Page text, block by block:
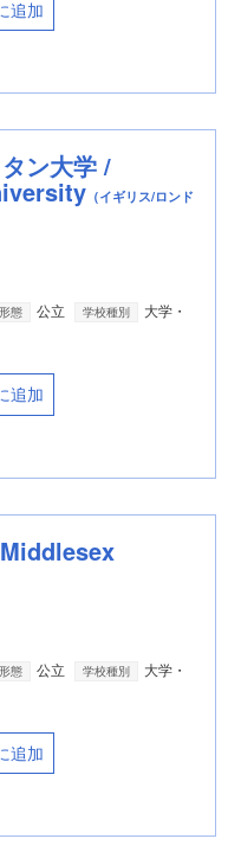
追加
ン大学 /
（イギリス/ロンド
態 公立 学校種別
大学・
追加
態 公立 学校種別
大学・
追加